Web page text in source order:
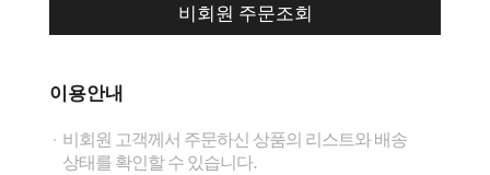
비회원 주문조회
이용안내
비회원 고객께서 주문하신 상품의 리스트와 배송
상태를 확인할 수 있습니다.